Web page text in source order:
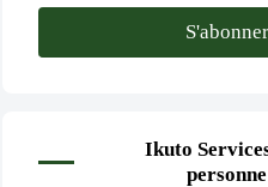
Ikuto
personne